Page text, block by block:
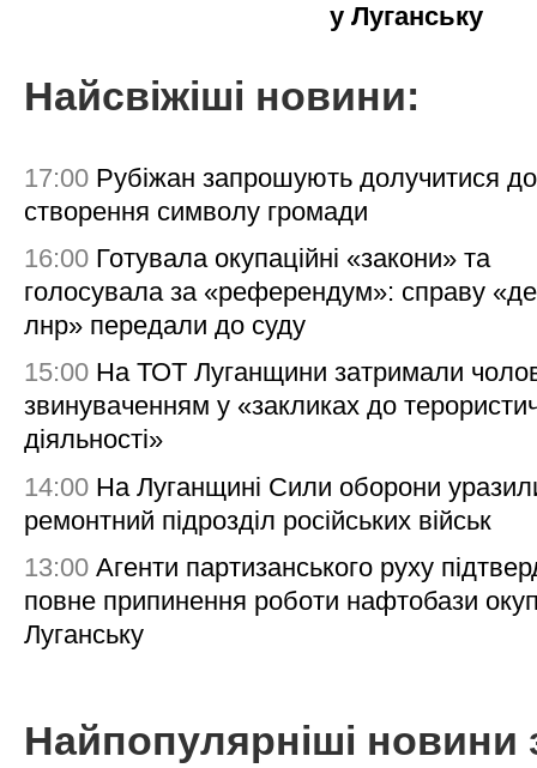
у Луганську
Найсвіжіші новини:
17:00 Рубіжан запрошують долучитися до
створення символу громади
16:00 Готувала окупаційні «закони» та
голосувала за «референдум»: справу
лнр» передали до суду
15:00 На ТОТ Луганщини затримали
звинуваченням у «закликах до
діяльності»
14:00 На Луганщині Сили оборони
ремонтний підрозділ російських військ
13:00 Агенти партизанського руху
повне припинення роботи нафтобази
Луганську
Найпопулярніші новини